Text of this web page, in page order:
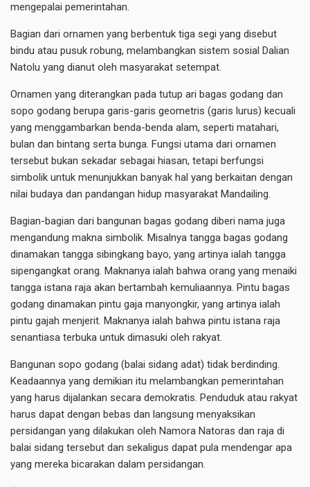
mengepalai pemerintahan.
Bagian dari ornamen yang berbentuk tiga segi yang disebut
bindu atau pusuk robung, melambangkan sistem sosial Dalian
Natolu yang dianut oleh masyarakat setempat.
Ornamen yang diterangkan pada tutup ari bagas godang dan
sopo godang berupa garis-garis geometris (garis lurus) kecuali
yang menggambarkan benda-benda alam, seperti matahari,
bulan dan bintang serta bunga. Fungsi utama dari ornamen
tersebut bukan sekadar sebagai hiasan, tetapi berfungsi
simbolik untuk menunjukkan banyak hal yang berkaitan dengan
nilai budaya dan pandangan hidup masyarakat Mandailing.
Bagian-bagian dari bangunan bagas godang diberi nama juga
mengandung makna simbolik. Misalnya tangga bagas godang
dinamakan tangga sibingkang bayo, yang artinya ialah tangga
sipengangkat orang. Maknanya ialah bahwa orang yang menaiki
tangga istana raja akan bertambah kemuliaannya. Pintu bagas
godang dinamakan pintu gaja manyongkir, yang artinya ialah
pintu gajah menjerit. Maknanya ialah bahwa pintu istana raja
senantiasa terbuka untuk dimasuki oleh rakyat.
Bangunan sopo godang (balai sidang adat) tidak berdinding.
Keadaannya yang demikian itu melambangkan pemerintahan
yang harus dijalankan secara demokratis. Penduduk atau rakyat
harus dapat dengan bebas dan langsung menyaksikan
persidangan yang dilakukan oleh Namora Natoras dan raja di
balai sidang tersebut dan sekaligus dapat pula mendengar apa
yang mereka bicarakan dalam persidangan.